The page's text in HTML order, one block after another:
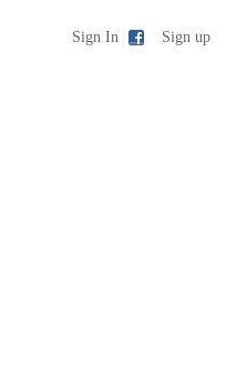
Sign In Sign up